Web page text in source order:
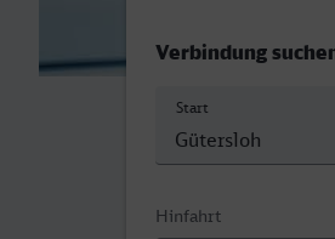
Verbindung
Start
Hinfahrt